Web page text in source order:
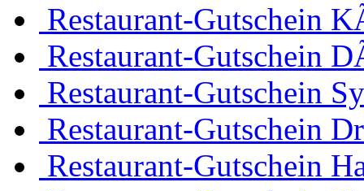
Restaurant-Gutschein
Restaurant-Gutschein
Restaurant-Gutschein
Restaurant-Gutschein
Restaurant-Gutschein